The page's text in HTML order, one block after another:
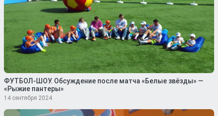
ФУТБОЛ-ШОУ. Обсуждение после матча «Белые звёзды» —
«Рыжие пантеры»
14 сентября 2024